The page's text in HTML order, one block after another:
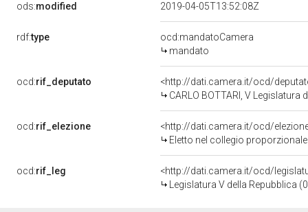
ods:modified 2019-04-05T13:52:08Z
rdf:type
ocd:mandatoCamera
mandato
ocd:rif_deputato
<http://dati.camera.it/ocd/
CARLO BOTTARI, V Legislatura
ocd:rif_elezione
<http://dati.camera.it/ocd/
Eletto nel collegio proporzionale
ocd:rif_leg
<http://dati.camera.it/ocd/
Legislatura V della Repubblica